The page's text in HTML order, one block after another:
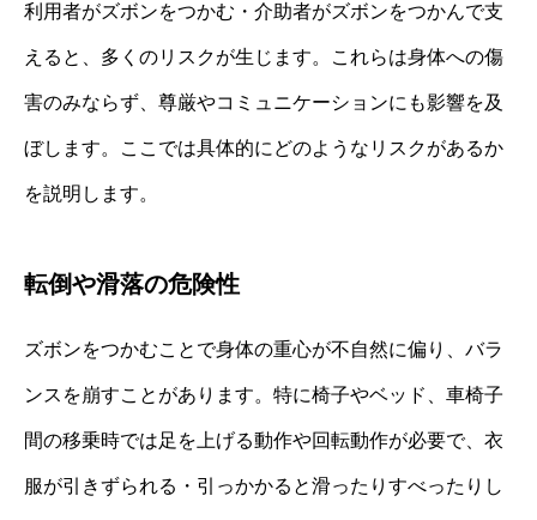
利用者がズボンをつかむ・介助者がズボンをつかんで支
えると、多くのリスクが生じます。これらは身体への傷
害のみならず、尊厳やコミュニケーションにも影響を及
ぼします。ここでは具体的にどのようなリスクがあるか
を説明します。
転倒や滑落の危険性
ズボンをつかむことで身体の重心が不自然に偏り、バラ
ンスを崩すことがあります。特に椅子やベッド、車椅子
間の移乗時では足を上げる動作や回転動作が必要で、衣
服が引きずられる・引っかかると滑ったりすべったりし